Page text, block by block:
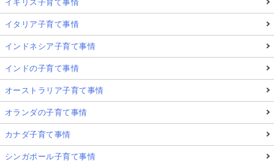
イギリス子育て事情
イタリア子育て事情
インドネシア子育て事情
インドの子育て事情
オーストラリア子育て事情
オランダの子育て事情
カナダ子育て事情
シンガポール子育て事情